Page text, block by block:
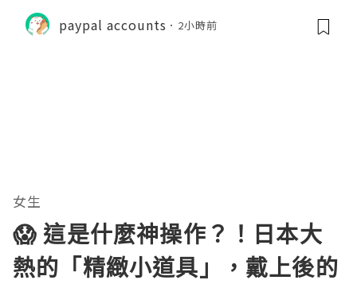
paypal accounts 2小時前
女生
😱 這是什麼神操作？！日本大
熱的「精緻小道具」，戴上後的